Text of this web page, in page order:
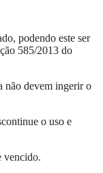
podendo este ser
585/2013 do
não devem ingerir o
o uso e
vencido.